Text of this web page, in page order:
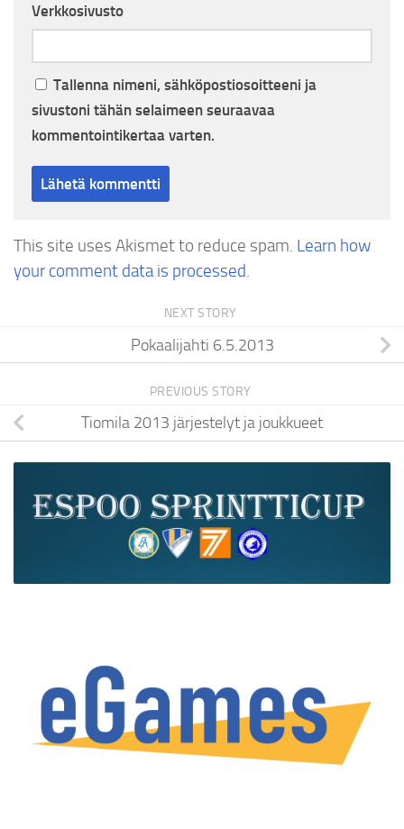
Verkkosivusto
Tallenna nimeni, sähköpostiosoitteeni ja
sivustoni tähän selaimeen seuraavaa
kommentointikertaa varten.
This site uses Akismet to reduce spam. Learn how
your comment data is processed.
NEXT STORY
Pokaalijahti 6.5.2013
PREVIOUS STORY
Tiomila 2013 järjestelyt ja joukkueet